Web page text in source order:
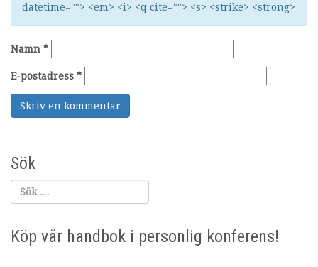
datetime=""> <em> <i> <q cite=""> <s> <strike> <strong>
Namn *
E-postadress *
Sök
Köp vår handbok i personlig konferens!